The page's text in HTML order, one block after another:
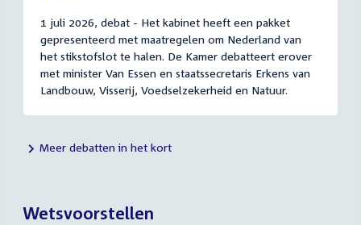
1 juli 2026, debat - Het kabinet heeft een pakket
gepresenteerd met maatregelen om Nederland van
het stikstofslot te halen. De Kamer debatteert erover
met minister Van Essen en staatssecretaris Erkens van
Landbouw, Visserij, Voedselzekerheid en Natuur.
Meer debatten in het kort
Wetsvoorstellen